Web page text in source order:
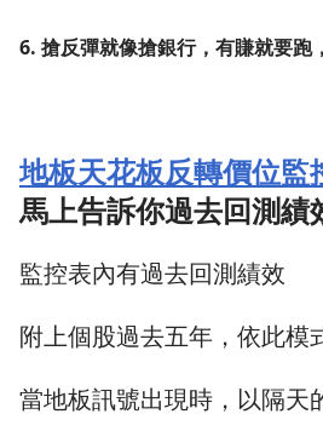
6. 搶反彈就像搶銀行，有賺就要跑
地板天花板反轉價位監
馬上告訴你過去回測績
監控表內有過去回測績效
附上個股過去五年，依此模
當地板訊號出現時，以隔天